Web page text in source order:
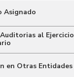
Asignado
al Ejercicio
en Otras Entidades